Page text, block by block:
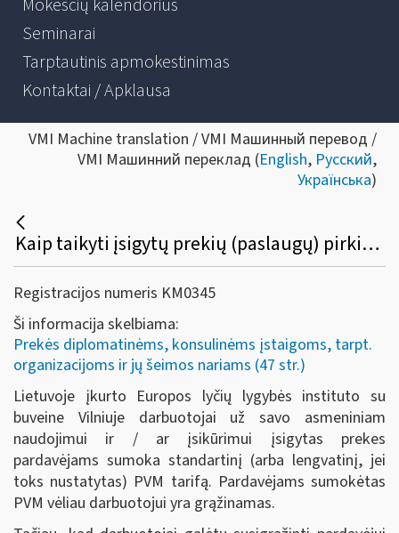
Mokesčių kalendorius
Seminarai
Tarptautinis apmokestinimas
Kontaktai / Apklausa
VMI Machine translation / VMI Машинный перевод /
VMI Машинний переклад (English, Русский,
Українська)
Kaip taikyti įsigytų prekių (paslaugų) pirkimo PVM lengvatą Lietuvoje įkurto Europos lyčių lygybės instituto (su buveine Vilniuje) darbuotojams?
Registracijos numeris KM0345
Ši informacija skelbiama:
Prekės diplomatinėms, konsulinėms įstaigoms, tarpt.
organizacijoms ir jų šeimos nariams (47 str.)
Lietuvoje įkurto Europos lyčių lygybės instituto su
buveine Vilniuje darbuotojai už savo asmeniniam
naudojimui ir / ar įsikūrimui įsigytas prekes
pardavėjams sumoka standartinį (arba lengvatinį, jei
toks nustatytas) PVM tarifą. Pardavėjams sumokėtas
PVM vėliau darbuotojui yra grąžinamas.